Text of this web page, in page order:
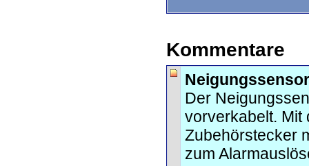
Kommentare
Der
vorverkabelt. Mit
Zubehörstecker
zum